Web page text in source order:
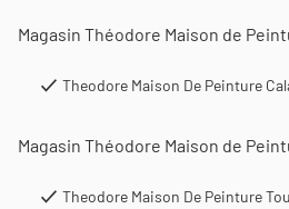
Magasin Théodore Maison de
Theodore Maison De Peinture
Magasin Théodore Maison de
Theodore Maison De Peinture